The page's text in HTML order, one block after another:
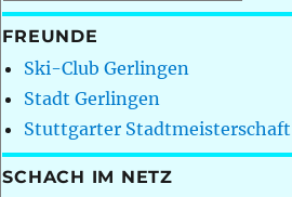
FREUNDE
Ski-Club Gerlingen
Stadt Gerlingen
Stuttgarter Stadtmeisterschaft
SCHACH IM NETZ